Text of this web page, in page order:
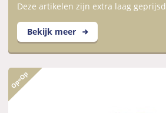
Deze artikelen zijn extra laag geprijsd
Bekijk meer